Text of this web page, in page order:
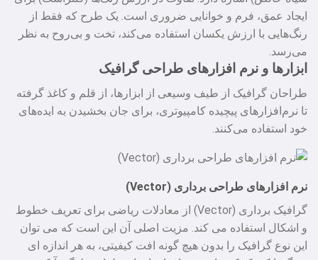
ایجاد عمق، فرم و خوانایی ضروری است. یک طرح که فقط از
رنگ‌هایی با ارزش یکسان استفاده می‌کند، تخت و بی‌روح به نظر
می‌رسد.
ابزارها و نرم‌ افزارهای طراحی گرافیک
طراحان گرافیک از طیف وسیعی از ابزارها، از قلم و کاغذ گرفته
تا نرم‌افزارهای پیچیده کامپیوتری، برای جان بخشیدن به ایده‌های
خود استفاده می‌کنند.
نرم‌ افزارهای طراحی برداری (Vector)
گرافیک برداری (Vector) از معادلات ریاضی برای تعریف خطوط
و اشکال استفاده می‌ کند. مزیت اصلی آن این است که می‌ توان
این نوع گرافیک را بدون هیچ‌ گونه افت کیفیتی، به هر اندازه‌ ای